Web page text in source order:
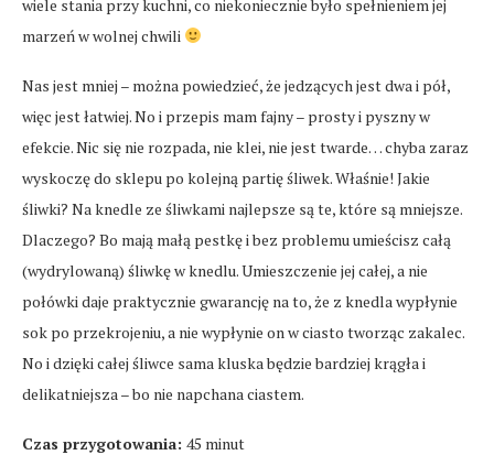
wiele stania przy kuchni, co niekoniecznie było spełnieniem jej
marzeń w wolnej chwili
Nas jest mniej – można powiedzieć, że jedzących jest dwa i pół,
więc jest łatwiej. No i przepis mam fajny – prosty i pyszny w
efekcie. Nic się nie rozpada, nie klei, nie jest twarde… chyba zaraz
wyskoczę do sklepu po kolejną partię śliwek. Właśnie! Jakie
śliwki? Na knedle ze śliwkami najlepsze są te, które są mniejsze.
Dlaczego? Bo mają małą pestkę i bez problemu umieścisz całą
(wydrylowaną) śliwkę w knedlu. Umieszczenie jej całej, a nie
połówki daje praktycznie gwarancję na to, że z knedla wypłynie
sok po przekrojeniu, a nie wypłynie on w ciasto tworząc zakalec.
No i dzięki całej śliwce sama kluska będzie bardziej krągła i
delikatniejsza – bo nie napchana ciastem.
Czas przygotowania: 45 minut